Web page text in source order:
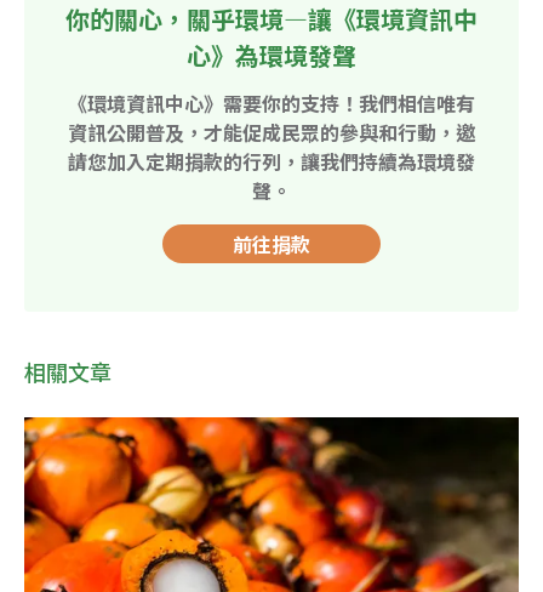
你的關心，關乎環境—讓《環境資訊中
心》為環境發聲
《環境資訊中心》需要你的支持！我們相信唯有
資訊公開普及，才能促成民眾的參與和行動，邀
請您加入定期捐款的行列，讓我們持續為環境發
聲。
前往捐款
相關文章